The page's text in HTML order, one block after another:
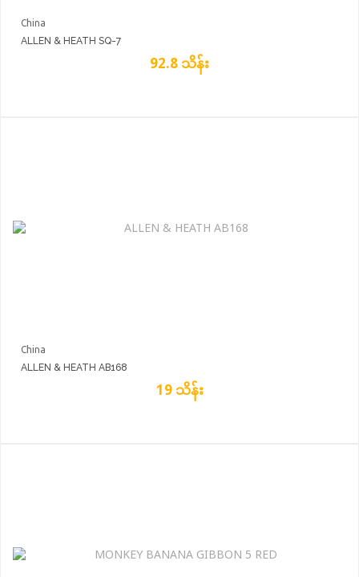
China
ALLEN & HEATH SQ-7
92.8 သိန်း
China
ALLEN & HEATH AB168
19 သိန်း